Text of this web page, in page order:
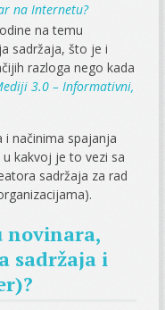
na Internetu?
na temu
sadržaja, što je i
razloga nego kada
3.0 – Informativni,
načinima spajanja
kakvoj je to vezi sa
sadržaja za rad
novinara,
sadržaja i